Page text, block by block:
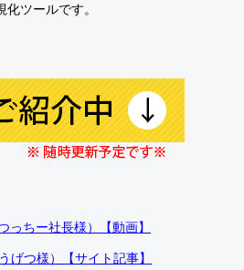
ツールです。
ちー社長様）【動画】
げつ様）【サイト記事】